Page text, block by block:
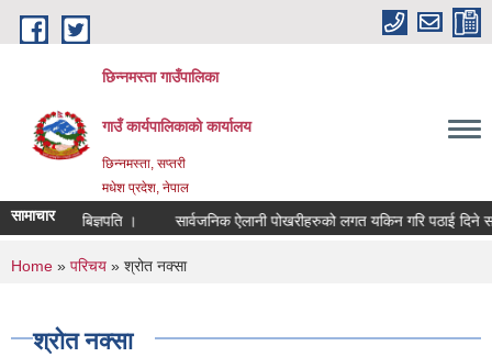
Skip to main content
छिन्नमस्ता गाउँपालिका
गाउँ कार्यपालिकाको कार्यालय
छिन्नमस्ता, सप्तरी
मधेश प्रदेश, नेपाल
सामाचारप्रेस बिज्ञपति । सार्वजनिक ऐलानी पोखरीहरुको लगत यकिन गरि पठाई दिने
You are here
Home » परिचय » श्रोत नक्सा
श्रोत नक्सा